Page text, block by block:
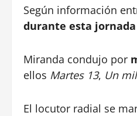
Según información
durante esta jornada
Miranda condujo por
ellos Martes 13, Un
El locutor radial se